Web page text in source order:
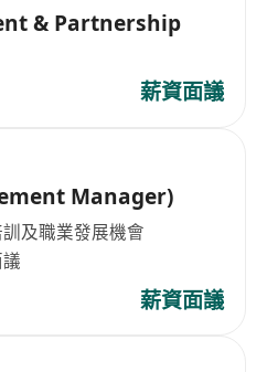
薪資面議
Manager)
及職業發展機會
薪資面議